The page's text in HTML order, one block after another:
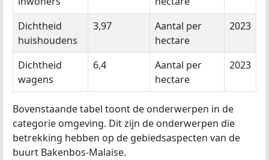
Dichtheid
huishoudens
3,97
Aantal per
hectare
2023
Dichtheid
wagens
6,4
Aantal per
hectare
2023
Bovenstaande tabel toont de onderwerpen in de
categorie omgeving. Dit zijn de onderwerpen die
betrekking hebben op de gebiedsaspecten van de
buurt Bakenbos-Malaise.